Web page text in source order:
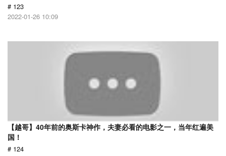
# 123
2022-01-26 10:09
【越哥】40年前的奥斯卡神作，夫妻必看的电影之一，当年红遍美
国！
# 124